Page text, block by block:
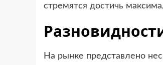
стремятся достичь
На рынке представлено